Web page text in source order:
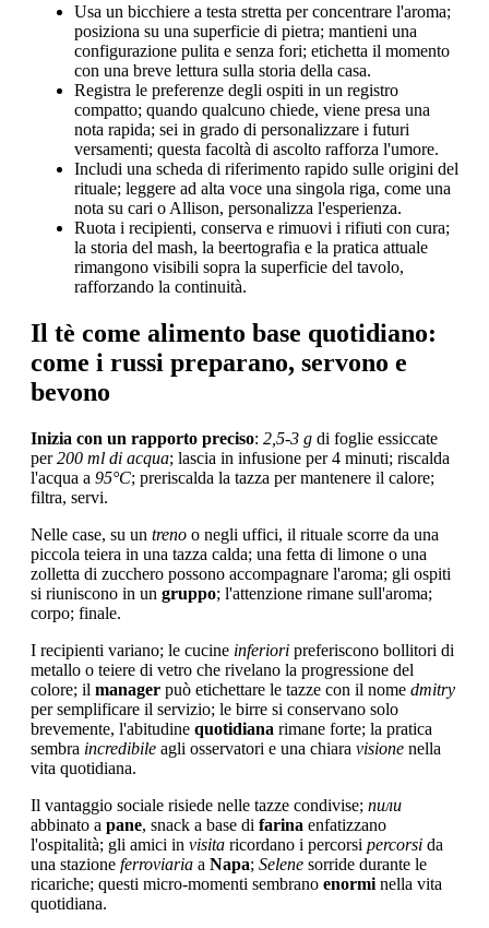
Usa un bicchiere a testa stretta per concentrare l'aroma;
posiziona su una superficie di pietra; mantieni una
configurazione pulita e senza fori; etichetta il momento
con una breve lettura sulla storia della casa.
Registra le preferenze degli ospiti in un registro
compatto; quando qualcuno chiede, viene presa una
nota rapida; sei in grado di personalizzare i futuri
versamenti; questa facoltà di ascolto rafforza l'umore.
Includi una scheda di riferimento rapido sulle origini del
rituale; leggere ad alta voce una singola riga, come una
nota su cari o Allison, personalizza l'esperienza.
Ruota i recipienti, conserva e rimuovi i rifiuti con cura;
la storia del mash, la beertografia e la pratica attuale
rimangono visibili sopra la superficie del tavolo,
rafforzando la continuità.
Il tè come alimento base quotidiano:
come i russi preparano, servono e
bevono
Inizia con un rapporto preciso: 2,5-3 g di foglie essiccate
per200 ml di acqua; lascia in infusione per 4 minuti; riscalda
l'acqua a 95°C; preriscalda la tazza per mantenere il calore;
filtra, servi.
Nelle case, su un treno o negli uffici, il rituale scorre da una
piccola teiera in una tazza calda; una fetta di limone o una
zolletta di zucchero possono accompagnare l'aroma; gli ospiti
si riuniscono in un gruppo; l'attenzione rimane sull'aroma;
corpo; finale.
I recipienti variano; le cucine inferiori preferiscono bollitori di
metallo o teiere di vetro che rivelano la progressione del
colore; il manager può etichettare le tazze con il nome dmitry
per semplificare il servizio; le birre si conservano solo
brevemente, l'abitudine quotidiana rimane forte; la pratica
sembra incredibile agli osservatori e una chiara visione nella
vita quotidiana.
Il vantaggio sociale risiede nelle tazze condivise; пили
abbinato a pane, snack a base di farina enfatizzano
l'ospitalità; gli amici in visita ricordano i percorsi percorsi da
una stazione ferroviaria a Napa; Selene sorride durante le
ricariche; questi micro-momenti sembrano enormi nella vita
quotidiana.